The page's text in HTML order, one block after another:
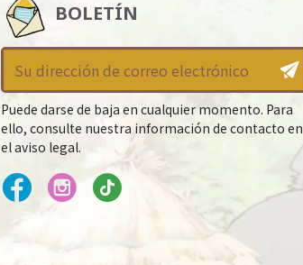
BOLETÍN
Puede darse de baja en cualquier momento. Para
ello, consulte nuestra información de contacto en
el aviso legal.